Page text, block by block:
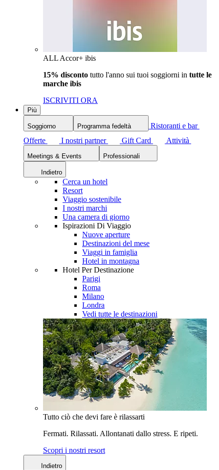
ALL Accor+ ibis
15% disconto tutto l'anno sui tuoi soggiorni in tutte le
marche ibis
ISCRIVITI ORA
Più
Soggiorno Programma fedeltà
Ristoranti e bar
Offerte
I nostri partner Gift Card Attività
Meetings & Events Professionali
Indietro
Cerca un hotel
Resort
Viaggio sostenibile
I nostri marchi
Una camera di giorno
Ispirazioni Di Viaggio
Nuove aperture
Destinazioni del mese
Viaggi in famiglia
Hotel in montagna
Hotel Per Destinazione
Parigi
Roma
Milano
Londra
Vedi tutte le destinazioni
Tutto ciò che devi fare è rilassarti
Fermati. Rilassati. Allontanati dallo stress. E ripeti.
Scopri i nostri resort
Indietro